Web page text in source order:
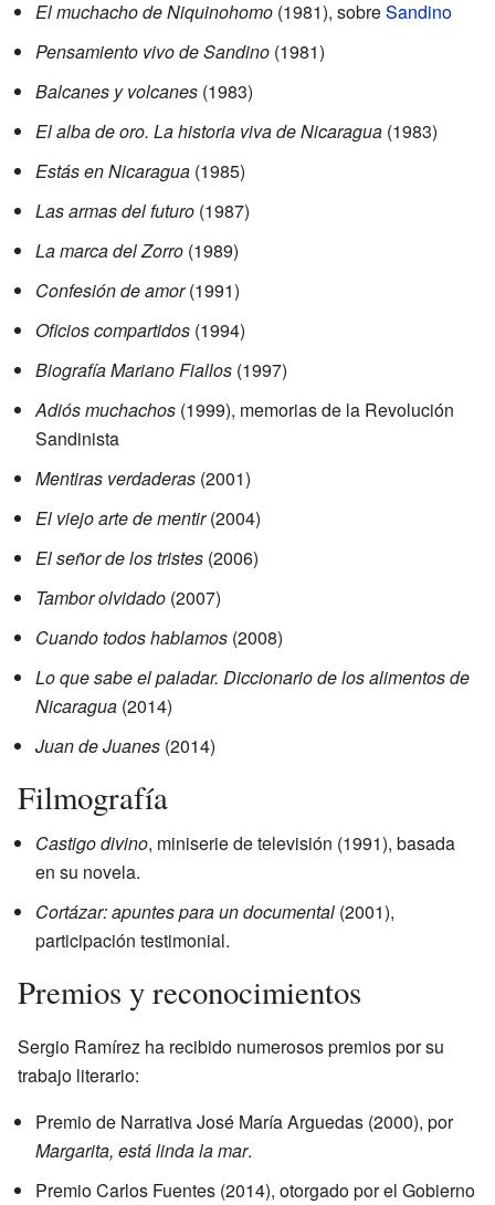
El muchacho de Niquinohomo (1981), sobreSandino
Pensamiento vivo de Sandino (1981)
Balcanes y volcanes (1983)
El alba de oro. La historia viva de Nicaragua (1983)
Estás en Nicaragua (1985)
Las armas del futuro (1987)
La marca del Zorro (1989)
Confesión de amor(1991)
Oficios compartidos (1994)
Biografía Mariano Fiallos (1997)
Adiós muchachos (1999), memorias de la Revolución
Sandinista
Mentiras verdaderas (2001)
El viejo arte de mentir(2004)
El señor de los tristes (2006)
Tambor olvidado (2007)
Cuando todos hablamos (2008)
Lo que sabe el paladar. Diccionario de los alimentos de
Nicaragua (2014)
Juan de Juanes (2014)
Filmografía
Castigo divino, miniserie de televisión (1991), basada
en su novela.
Cortázar: apuntes para un documental (2001),
participación testimonial.
Premios y reconocimientos
Sergio Ramírez ha recibido numerosos premios por su
trabajo literario:
Premio de Narrativa José María Arguedas (2000), por
Margarita, está linda la mar.
Premio Carlos Fuentes (2014), otorgado por el Gobierno